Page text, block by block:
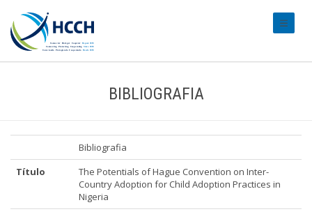
BIBLIOGRAFIA
Bibliografia
Título
The Potentials of Hague Convention on Inter-
Country Adoption for Child Adoption Practices in
Nigeria